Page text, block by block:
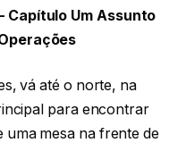
Capítulo Um Assunto
vá até o norte, na
para encontrar
uma mesa na frente de